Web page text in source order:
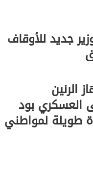
جديد للأوقاف
الرنين
العسكري بود
طويلة لمواطني